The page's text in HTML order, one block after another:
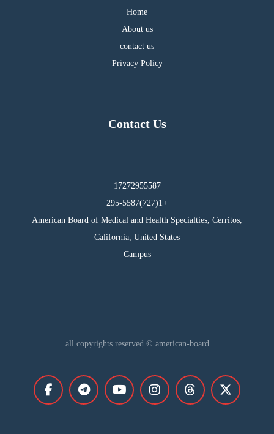
Home
About us
contact us
Privacy Policy
Contact Us
17272955587
295-5587(727)1+
American Board of Medical and Health Specialties, Cerritos,
California, United States
Campus
all copyrights reserved © american-board